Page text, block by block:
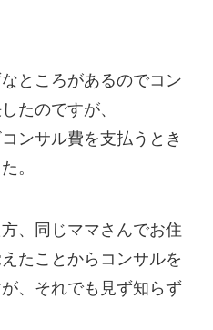
ところがあるのでコン
たのですが、
ンサル費を支払うとき
。
、同じママさんでお住
たことからコンサルを
、それでも見ず知らず